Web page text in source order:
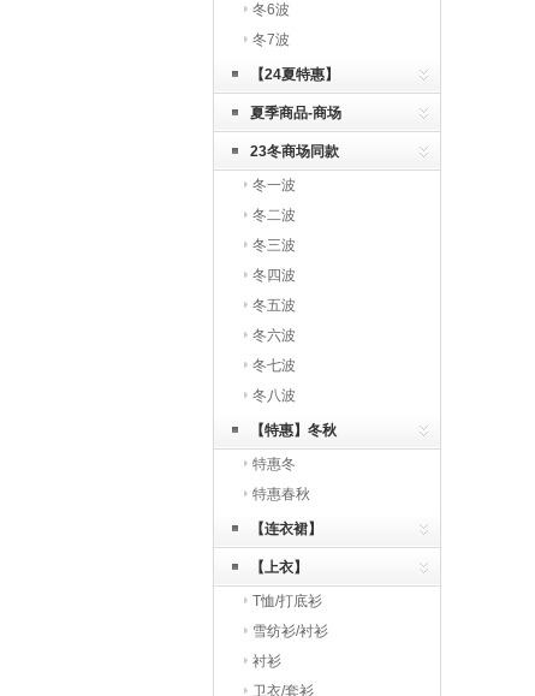
冬6波
冬7波
【24夏特惠】
夏季商品-商场
23冬商场同款
冬一波
冬二波
冬三波
冬四波
冬五波
冬六波
冬七波
冬八波
【特惠】冬秋
特惠冬
特惠春秋
【连衣裙】
【上衣】
T恤/打底衫
雪纺衫/衬衫
衬衫
卫衣/套衫